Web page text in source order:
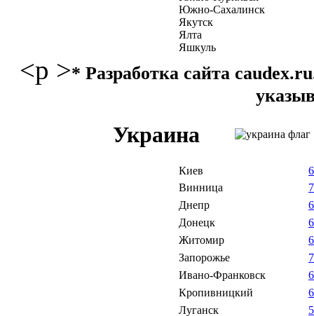
Южно-Сахалинск
Якутск
Ялта
Яшкуль
<p >* Разработка сайта
Украина
Киев
Винница
Днепр
Донецк
Житомир
Запорожье
Ивано-Франковск
Кропивницкий
Луганск